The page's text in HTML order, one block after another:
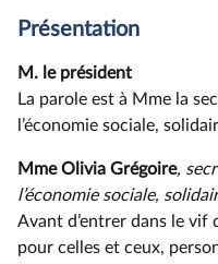
Présentation
M. le président
La parole est à Mme la
l’économie sociale,
Mme Olivia Grégoire,
l’économie sociale,
Avant d’entrer dans le vif
pour celles et ceux,